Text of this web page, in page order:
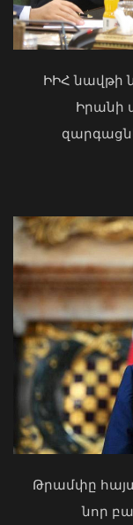
քննարկել են
դրա
մեկի անունից
Երևանի
տարածքի և
31 Հուլիս, 2026
Մկրտության
Արտաշատում
ախտանիշներով
02 Օգոստոս, 2026
ԻԻՀ նավթի
Իրանի
Թրամփը
նոր